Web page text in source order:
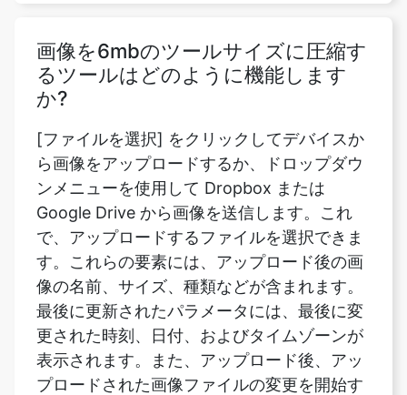
[ファイルを選択] をクリックしてデバイスか
ら画像をアップロードするか、ドロップダウ
ンメニューを使用して Dropbox または
Google Drive から画像を送信します。これ
で、アップロードするファイルを選択できま
す。これらの要素には、アップロード後の画
像の名前、サイズ、種類などが含まれます。
最後に更新されたパラメータには、最後に変
更された時刻、日付、およびタイムゾーンが
表示されます。また、アップロード後、アッ
プロードされた画像ファイルの変更を開始す
る前の進行状況インジケーターも表示されま
す。これにより、ユーザーは幅や高さなどの
指標を変更することで画像の縦横比を変更で